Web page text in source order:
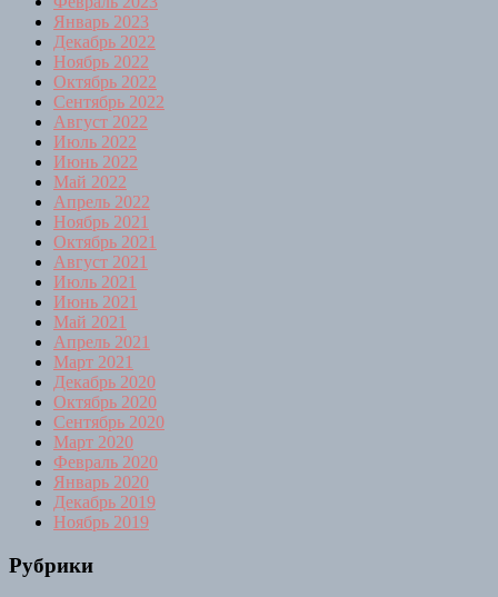
Январь 2023
Декабрь 2022
Ноябрь 2022
Октябрь 2022
Сентябрь 2022
Август 2022
Июль 2022
Июнь 2022
Май 2022
Апрель 2022
Ноябрь 2021
Октябрь 2021
Август 2021
Июль 2021
Июнь 2021
Май 2021
Апрель 2021
Март 2021
Декабрь 2020
Октябрь 2020
Сентябрь 2020
Март 2020
Февраль 2020
Январь 2020
Декабрь 2019
Ноябрь 2019
Рубрики